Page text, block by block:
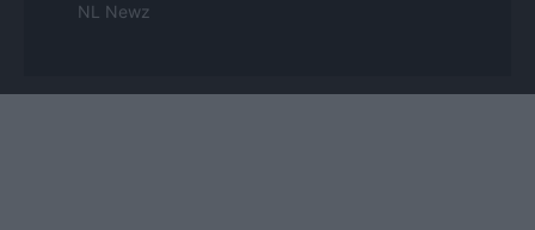
NL Newz